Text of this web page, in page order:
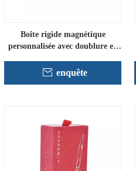
Boîte rigide magnétique
personnalisée avec doublure en
enquête